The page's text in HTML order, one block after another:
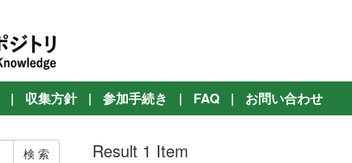
| 収集方針 | 参加手続き | FAQ | お問い合わせ
Result 1 Item